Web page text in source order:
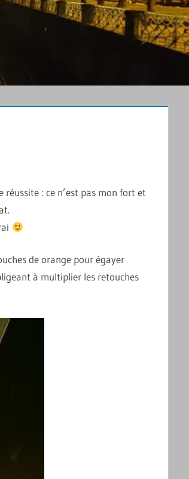
réussite : ce n’est pas mon fort et
de orange pour égayer
à multiplier les retouches